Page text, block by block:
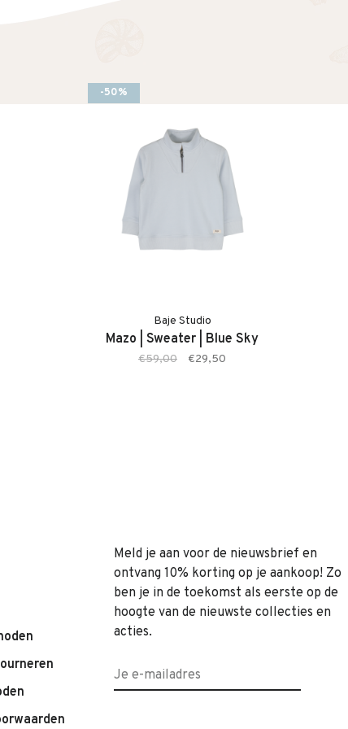
-50%
Baje Studio
Mazo | Sweater | Blue Sky
€59,00 €29,50
Meld je aan voor de nieuwsbrief en
ontvang 10% korting op je aankoop! Zo
ben je in de toekomst als eerste op de
hoogte van de nieuwste collecties en
acties.